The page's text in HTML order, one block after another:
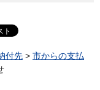
付先 > 市からの支払